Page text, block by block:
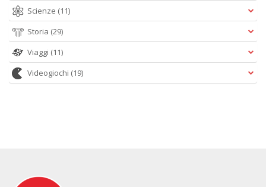
Scienze (11)
Storia (29)
Viaggi (11)
Videogiochi (19)